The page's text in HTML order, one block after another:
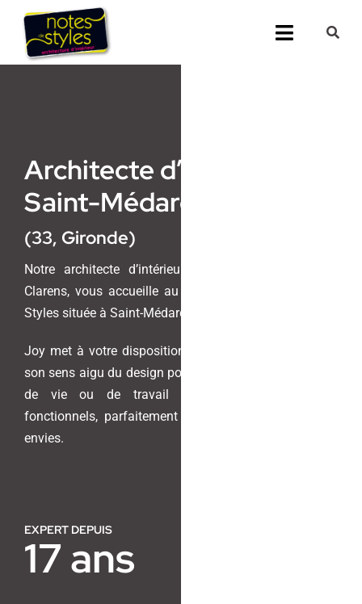
Passer
contenu
Toggle
Architecte d’intérieur
Saint-Médard-en-Jalles
(33, Gironde)
Notre architecte d’intérieur et maitre d’oeuvre, Joy
Clarens, vous accueille au sein de l’agence Notes de
Styles située à Saint-Médard-en-Jalles.
Joy met à votre disposition son savoir-faire unique et
son sens aigu du design pour transformer vos espaces
de vie ou de travail en lieux harmonieux et
fonctionnels, parfaitement adaptés à vos besoins et
envies.
EXPERT DEPUIS
17 ans